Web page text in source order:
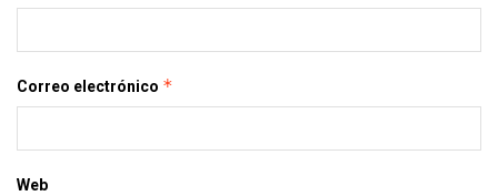
Correo electrónico *
Web